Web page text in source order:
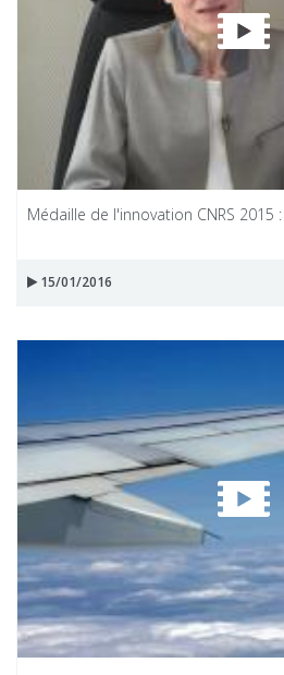
Médaille de l'innovation CNRS 2015
15/01/2016